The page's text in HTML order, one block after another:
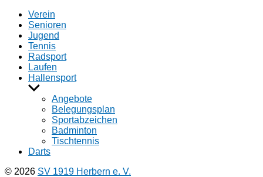
Verein
Senioren
Jugend
Tennis
Radsport
Laufen
Hallensport
Untermenü
anzeigenAngebote
Belegungsplan
Sportabzeichen
Badminton
Tischtennis
Darts
© 2026 SV 1919 Herbern e. V.